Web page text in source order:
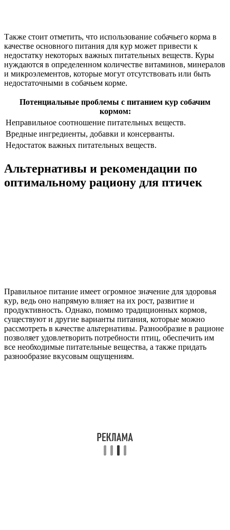
Также стоит отметить, что использование собачьего корма в
качестве основного питания для кур может привести к
недостатку некоторых важных питательных веществ. Куры
нуждаются в определенном количестве витаминов, минералов
и микроэлементов, которые могут отсутствовать или быть
недостаточными в собачьем корме.
Потенциальные проблемы с питанием кур собачим
кормом:
Неправильное соотношение питательных веществ.
Вредные ингредиенты, добавки и консерванты.
Недостаток важных питательных веществ.
Альтернативы и рекомендации по
оптимальному рациону для птичек
Правильное питание имеет огромное значение для здоровья
кур, ведь оно напрямую влияет на их рост, развитие и
продуктивность. Однако, помимо традиционных кормов,
существуют и другие варианты питания, которые можно
рассмотреть в качестве альтернативы. Разнообразие в рационе
позволяет удовлетворить потребности птиц, обеспечить им
все необходимые питательные вещества, а также придать
разнообразие вкусовым ощущениям.